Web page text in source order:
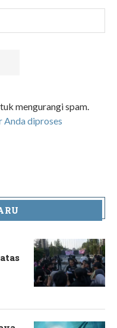
mengurangi spam.
Anda diproses